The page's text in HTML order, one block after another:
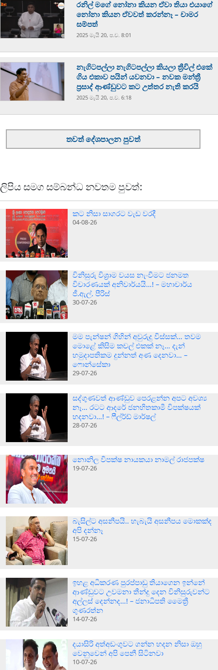
රනිල් මගේ නෝනා කියන ඒවා තියා එයාගේ
නෝනා කියන ඒවවත් කරන්නෑ – චාමර
සම්පත්
2025 මැයි 20, ප.ව. 8:01
නැගිටපල්ලා නැගිටපල්ලා කියලා ත්‍රීවිල් එකේ
ගිය එකාව පයින් යවනවා – නවක මන්ත්‍රී
ප්‍රසාද් ආණ්ඩුවට කට උත්තර නැති කරයි
2025 මැයි 20, ප.ව. 6:18
තවත් දේශපාලන පුවත්
ලිපිය සමග සම්බන්ධ නවතම පුවත්:
කට නිසා සාගරට වැඩ වරදී
04-08-26
විනිසුරු විශ්‍රාම වයස නැංවීමට ජනමත
විචාරණයක් අනිවාර්යයි…! – මහාචාර්ය
ජී.ඇල්. පීරිස්
30-07-26
මම පැන්ෂන් ගිහින් අවුරුදු විස්සක්… තවම
මොළේ කිසිම කචල් එකක් නෑ… දැන්
හමුදාපතිකම දුන්නත් අණ දෙනවා… –
ෆොන්සේකා
29-07-26
සද්ගුණවත් ආණ්ඩුව පෙරළන්න අපට අවශ්‍ය
නෑ… රටට ආදරේ ජනහිතකාමී විපක්ෂයක්
හදනවා…! – ෆීල්ර්ඩ් මාර්ෂල්
28-07-26
නොනිල විපක්ෂ නායකයා නාමල් රාජපක්ෂ
19-07-26
බැසිල්ට අසනීපයි.. හැබැයි අසනීපය මොකක්ද
අපි දන්නෑ
15-07-26
ඉහළ අධිකරණ පුරප්පාඩු තියාගෙන ඉන්නේ
ආණ්ඩුවට උවමනා තීන්දු දෙන විනිසුරුවන්ට
අල්ලස් දෙන්නද…! – ජනාධිපති මෛත්‍රී
ගුණරත්න
14-07-26
දයාසිරි අත්අඩංගුවට ගන්න හදන නිසා ඔහු
වෙනුවෙන් අපි පෙනී සිටිනවා
10-07-26